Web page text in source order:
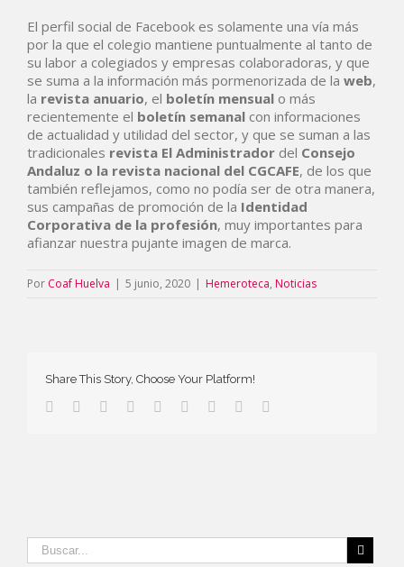
El perfil social de Facebook es solamente una vía más
por la que el colegio mantiene puntualmente al tanto de
su labor a colegiados y empresas colaboradoras, y que
se suma a la información más pormenorizada de la web,
la revista anuario, el boletín mensual o más
recientemente el boletín semanal con informaciones
de actualidad y utilidad del sector, y que se suman a las
tradicionales revista El Administrador del Consejo
Andaluz o la revista nacional del CGCAFE, de los que
también reflejamos, como no podía ser de otra manera,
sus campañas de promoción de la Identidad
Corporativa de la profesión, muy importantes para
afianzar nuestra pujante imagen de marca.
Por Coaf Huelva | 5 junio, 2020 | Hemeroteca, Noticias
Share This Story, Choose Your Platform!